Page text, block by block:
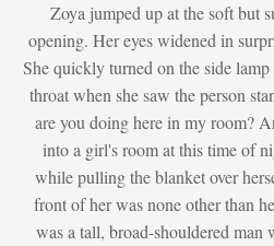
Zoya jumped up at the soft but
opening. Her eyes widened in
She quickly turned on the side
throat when she saw the person
are you doing here in my room?
into a girl's room at this time of
while pulling the blanket over
front of her was none other than
was a tall, broad-shouldered man